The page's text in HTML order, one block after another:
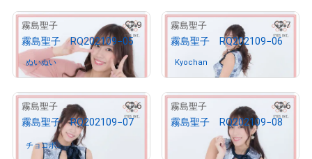
霧島聖子 9
霧島聖子 RQ202109−05
ぬいぬい さんが保有中
霧島聖子 7
霧島聖子 RQ202109−06
Kyochan さんが保有中
霧島聖子 6
霧島聖子 RQ202109−07
チョコボー
ル
さんが保有中
霧島聖子 6
霧島聖子 RQ202109−08
10,000